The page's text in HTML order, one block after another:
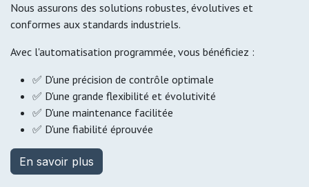
Nous assurons des solutions robustes, évolutives et
conformes aux standards industriels.
Avec l'automatisation programmée, vous bénéficiez :
✅ D'une précision de contrôle optimale
✅ D'une grande flexibilité et évolutivité
✅ D'une maintenance facilitée
✅ D'une fiabilité éprouvée
En savoir plus